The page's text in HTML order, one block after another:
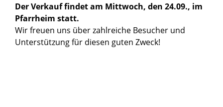
Der Verkauf findet am Mittwoch, den 24.09., im
Pfarrheim statt.
Wir freuen uns über zahlreiche Besucher und
Unterstützung für diesen guten Zweck!